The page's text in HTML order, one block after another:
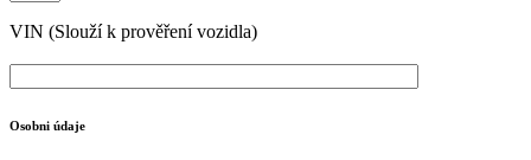
VIN (Slouží k prověření vozidla)
Osobni údaje